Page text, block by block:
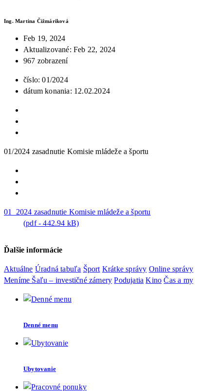
Ing. Martina Čižmáriková
Feb 19, 2024
Aktualizované: Feb 22, 2024
967 zobrazení
číslo: 01/2024
dátum konania: 12.02.2024
01/2024 zasadnutie Komisie mládeže a športu
01_2024 zasadnutie Komisie mládeže a športu
(pdf - 442.94 kB)
Ďalšie informácie
Aktuálne Úradná tabuľa Šport Krátke správy Online správy
Meníme Šaľu – investičné zámery Podujatia Kino Čas a my
Denné menu
Ubytovanie